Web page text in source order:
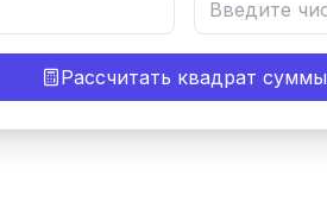
Рассчитать квадрат суммы